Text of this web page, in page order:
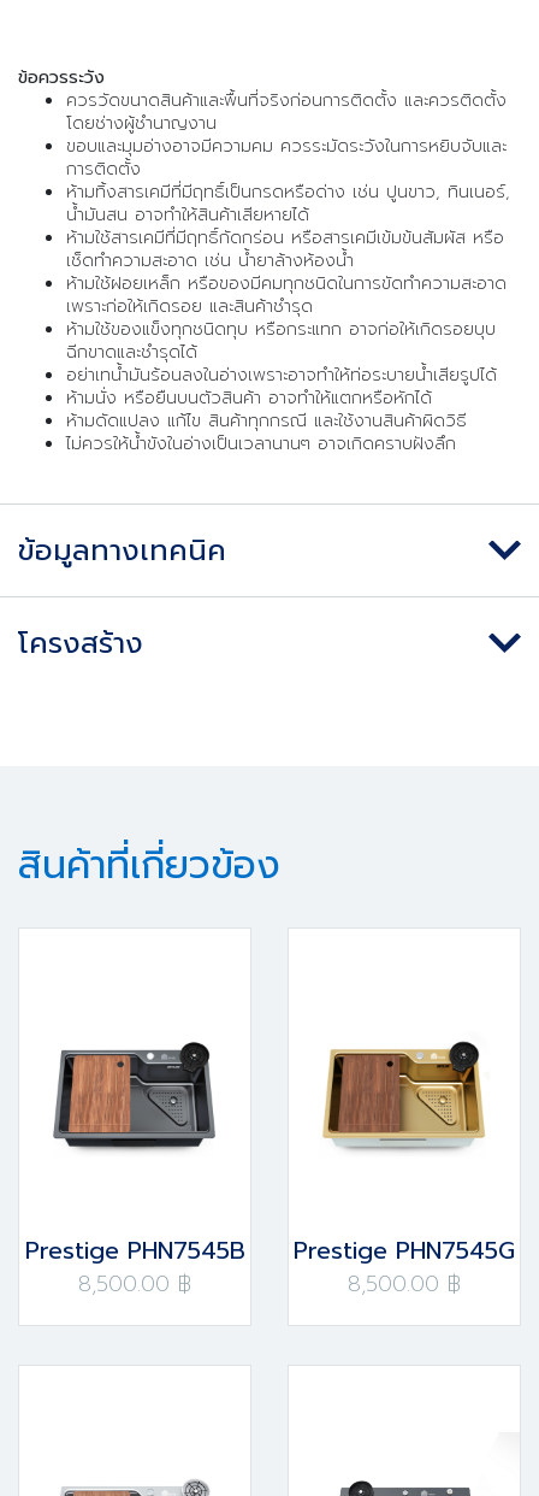
ข้อควรระวัง
ควรวัดขนาดสินค้าและพื้นที่จริงก่อนการติดตั้ง และควรติดตั้ง
โดยช่างผู้ชำนาญงาน
ขอบและมุมอ่างอาจมีความคม ควรระมัดระวังในการหยิบจับและ
การติดตั้ง
ห้ามทิ้งสารเคมีที่มีฤทธิ์เป็นกรดหรือด่าง เช่น ปูนขาว, ทินเนอร์,
น้ำมันสน อาจทำให้สินค้าเสียหายได้
ห้ามใช้สารเคมีที่มีฤทธิ์กัดกร่อน หรือสารเคมีเข้มข้นสัมผัส หรือ
เช็ดทำความสะอาด เช่น น้ำยาล้างห้องน้ำ
ห้ามใช้ฝอยเหล็ก หรือของมีคมทุกชนิดในการขัดทำความสะอาด
เพราะก่อให้เกิดรอย และสินค้าชำรุด
ห้ามใช้ของแข็งทุกชนิดทุบ หรือกระแทก อาจก่อให้เกิดรอยบุบ
ฉีกขาดและชำรุดได้
อย่าเทน้ำมันร้อนลงในอ่างเพราะอาจทำให้ท่อระบายน้ำเสียรูปได้
ห้ามนั่ง หรือยืนบนตัวสินค้า อาจทำให้แตกหรือหักได้
ห้ามดัดแปลง แก้ไข สินค้าทุกกรณี และใช้งานสินค้าผิดวิธี
ไม่ควรให้น้ำขังในอ่างเป็นเวลานานๆ อาจเกิดคราบฝังลึก
ข้อมูลทางเทคนิค
โครงสร้าง
สินค้าที่เกี่ยวข้อง
Prestige PHN7545B
8,500.00 ฿
Prestige PHN7545G
8,500.00 ฿